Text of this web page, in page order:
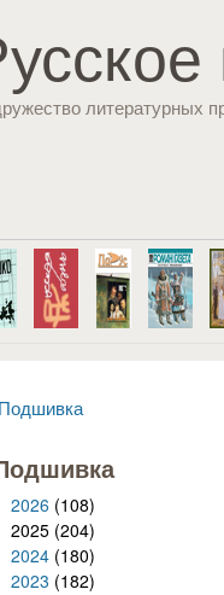
литературных
Подшивка
2026 (108)
2025 (204)
2024 (180)
2023 (182)